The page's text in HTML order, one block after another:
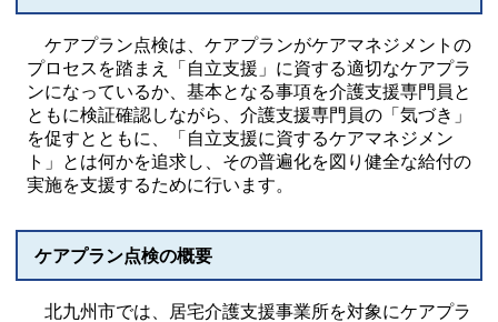
ケアプラン点検は、ケアプランがケアマネジメントの
プロセスを踏まえ「自立支援」に資する適切なケアプラ
ンになっているか、基本となる事項を介護支援専門員と
ともに検証確認しながら、介護支援専門員の「気づき」
を促すとともに、「自立支援に資するケアマネジメン
ト」とは何かを追求し、その普遍化を図り健全な給付の
実施を支援するために行います。
ケアプラン点検の概要
北九州市では、居宅介護支援事業所を対象にケアプラ